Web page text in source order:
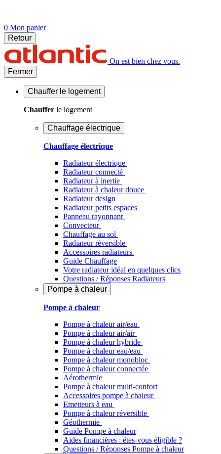
0 Mon panier
Retour
On est bien chez vous.
Fermer
Chauffer le logement
Chauffer le logement
Chauffage électrique
Chauffage électrique
Radiateur électrique
Radiateur connecté
Radiateur à inertie
Radiateur à chaleur douce
Radiateur design
Radiateur petits espaces
Panneau rayonnant
Convecteur
Chauffage au sol
Radiateur réversible
Accessoires radiateurs
Guide Chauffage
Votre radiateur idéal en quelques clics
Questions / Réponses Radiateurs
Pompe à chaleur
Pompe à chaleur
Pompe à chaleur air/eau
Pompe à chaleur air/air
Pompe à chaleur hybride
Pompe à chaleur​ eau/eau
Pompe à chaleur monobloc
Pompe à chaleur connectée
Aérothermie
Pompe à chaleur multi-confort
Accessoires pompe à chaleur
Emetteurs à eau
Pompe à chaleur réversible
Géothermie
Guide Pompe à chaleur
Aides financières : êtes-vous éligible ?
Questions / Réponses Pompe à chaleur